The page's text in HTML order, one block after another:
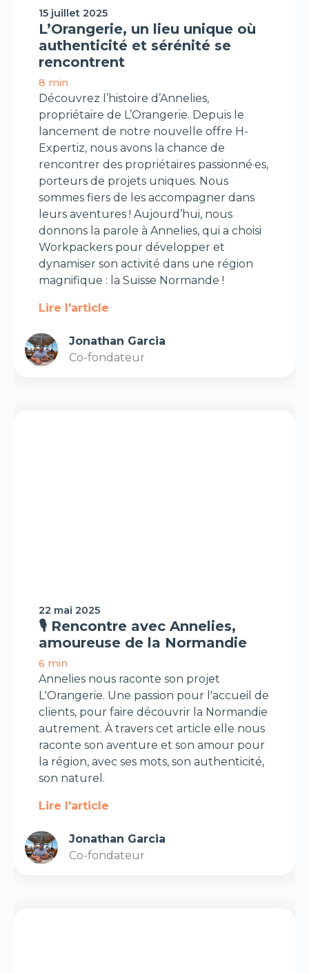
Interview/Podcast
15 juillet 2025
L’Orangerie, un lieu unique où
authenticité et sérénité se
rencontrent
8 min
Découvrez l’histoire d’Annelies,
propriétaire de L’Orangerie. Depuis le
lancement de notre nouvelle offre H-
Expertiz, nous avons la chance de
rencontrer des propriétaires passionné·es,
porteurs de projets uniques. Nous
sommes fiers de les accompagner dans
leurs aventures ! Aujourd’hui, nous
donnons la parole à Annelies, qui a choisi
Workpackers pour développer et
dynamiser son activité dans une région
magnifique : la Suisse Normande !
Lire l'article
Jonathan Garcia
Co-fondateur
Interview/Podcast
22 mai 2025
🎙️ Rencontre avec Annelies,
amoureuse de la Normandie
6 min
Annelies nous raconte son projet
L'Orangerie. Une passion pour l'accueil de
clients, pour faire découvrir la Normandie
autrement. À travers cet article elle nous
raconte son aventure et son amour pour
la région, avec ses mots, son authenticité,
son naturel.
Lire l'article
Jonathan Garcia
Co-fondateur